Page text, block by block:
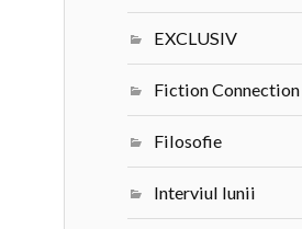
EXCLUSIV
Fiction Connection
Filosofie
Interviul lunii